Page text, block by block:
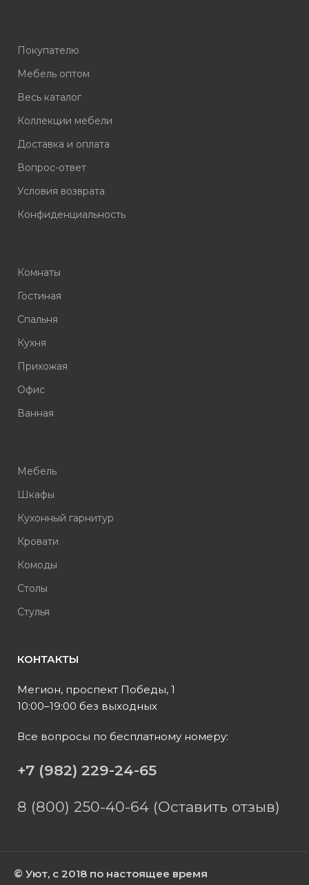
Покупателю
Мебель оптом
Весь каталог
Коллекции мебели
Доставка и оплата
Вопрос-ответ
Условия возврата
Конфиденциальность
Комнаты
Гостиная
Спальня
Кухня
Прихожая
Офис
Ванная
Мебель
Шкафы
Кухонный гарнитур
Кровати
Комоды
Столы
Стулья
КОНТАКТЫ
Мегион, проспект Победы, 1
10:00–19:00 без выходных
Все вопросы по бесплатному номеру:
+7 (982) 229-24-65
8 (800) 250-40-64 (Оставить отзыв)
© Уют, с 2018 по настоящее время